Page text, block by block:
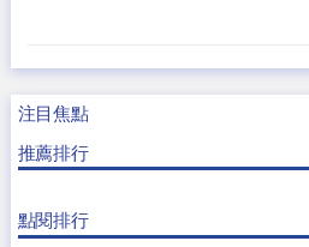
注目焦點
推薦排行
點閱排行